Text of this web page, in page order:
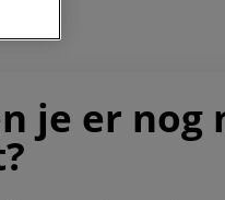
je er nog